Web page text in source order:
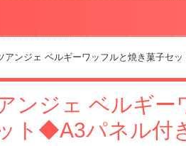
2000円～2999円編］もらってうれしい
品とは？ 更新しました！
ジェ ベルギーワッフルと焼き菓子セッ
ンジェ ベルギー
ト◆A3パネル付